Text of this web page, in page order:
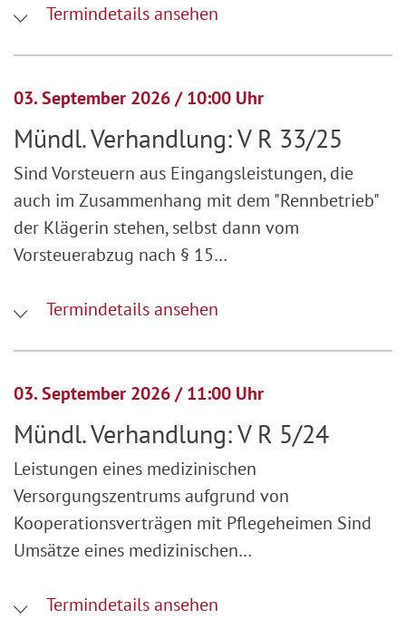
Termindetails ansehen
03. September 2026 / 10:00 Uhr
Mündl. Verhandlung: V R 33/25
Sind Vorsteuern aus Eingangsleistungen, die
auch im Zusammenhang mit dem "Rennbetrieb"
der Klägerin stehen, selbst dann vom
Vorsteuerabzug nach § 15…
Termindetails ansehen
03. September 2026 / 11:00 Uhr
Mündl. Verhandlung: V R 5/24
Leistungen eines medizinischen
Versorgungszentrums aufgrund von
Kooperationsverträgen mit Pflegeheimen Sind
Umsätze eines medizinischen…
Termindetails ansehen